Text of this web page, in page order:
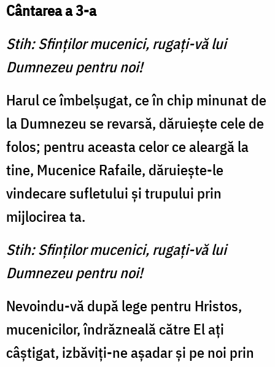
Cântarea a 3-a
Stih: Sfinților mucenici, rugați-vă lui
Dumnezeu pentru noi!
Harul ce îmbelșugat, ce în chip minunat de
la Dumnezeu se revarsă, dăruiește cele de
folos; pentru aceasta celor ce aleargă la
tine, Mucenice Rafaile, dăruiește-le
vindecare sufletului și trupului prin
mijlocirea ta.
Stih: Sfinților mucenici, rugați-vă lui
Dumnezeu pentru noi!
Nevoindu-vă după lege pentru Hristos,
mucenicilor, îndrăzneală către El ați
câștigat, izbăviți-ne așadar și pe noi prin